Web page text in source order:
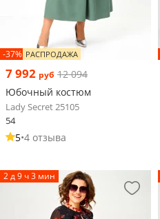
-37% РАСПРОДАЖА
7 992 руб 12 094
Юбочный костюм
Lady Secret 25105
54
5•4 отзыва
2 д 9 ч 3 мин